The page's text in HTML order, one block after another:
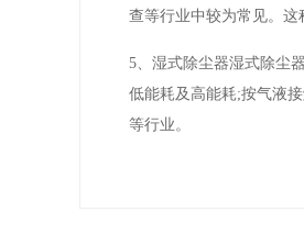
查等行业中较为常见。这
5、湿式除尘器湿式除尘
低能耗及高能耗;按气液
等行业。